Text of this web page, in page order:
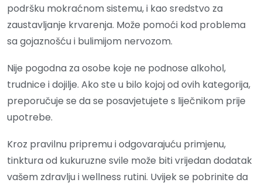
podršku mokraćnom sistemu, i kao sredstvo za
zaustavljanje krvarenja. Može pomoći kod problema
sa gojaznošću i bulimijom nervozom.
Nije pogodna za osobe koje ne podnose alkohol,
trudnice i dojilje. Ako ste u bilo kojoj od ovih kategorija,
preporučuje se da se posavjetujete s liječnikom prije
upotrebe.
Kroz pravilnu pripremu i odgovarajuću primjenu,
tinktura od kukuruzne svile može biti vrijedan dodatak
vašem zdravlju i wellness rutini. Uvijek se pobrinite da